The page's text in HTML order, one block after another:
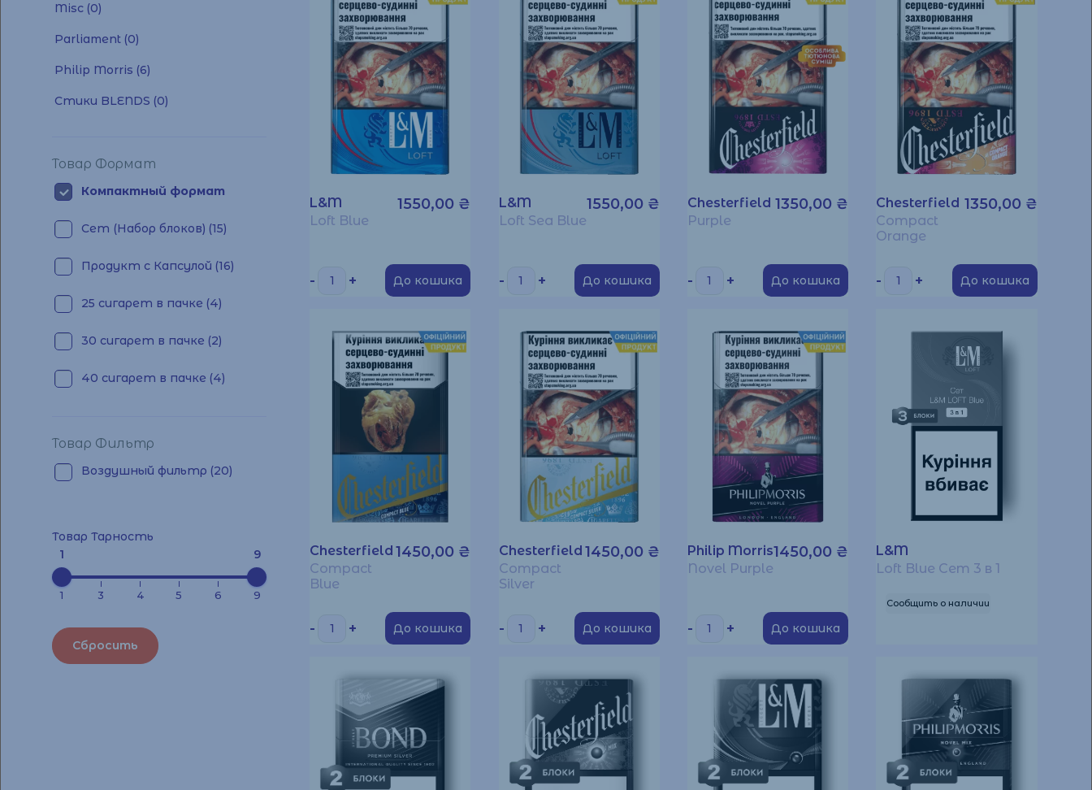
L&M
Loft Blue
1550,00 ₴
- + До кошика
L&M
Loft Sea Blue
1550,00 ₴
- + До кошика
Chesterfield
Purple
1350,00 ₴
- + До кошика
Chesterfield
Compact
Orange
1350,00 ₴
- + До кошика
Chesterfield
Сompact
Blue
1450,00 ₴
- + До кошика
Chesterfield
Compact
Silver
1450,00 ₴
- + До кошика
Philip Morris
Novel Purple
1450,00 ₴
- + До кошика
L&M
Loft Blue Сет 3 в 1
Сообщить о наличии
Misc (0)
Parliament (0)
Philip Morris (6)
Стики BLENDS (0)
Товар Формат
Компактный формат
Сет (Набор блоков) (15)
Продукт с Капсулой (16)
25 сигарет в пачке (4)
30 сигарет в пачке (2)
40 сигарет в пачке (4)
Товар Фильтр
Воздушный фильтр (20)
Товар Тарность
1
9
1 3 4 5 6 9
Сбросить